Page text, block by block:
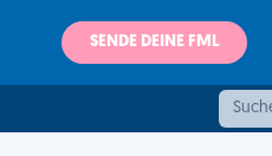
SENDE DEINE FML